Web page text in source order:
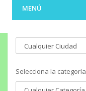
MENÚ
Selecciona la categoría